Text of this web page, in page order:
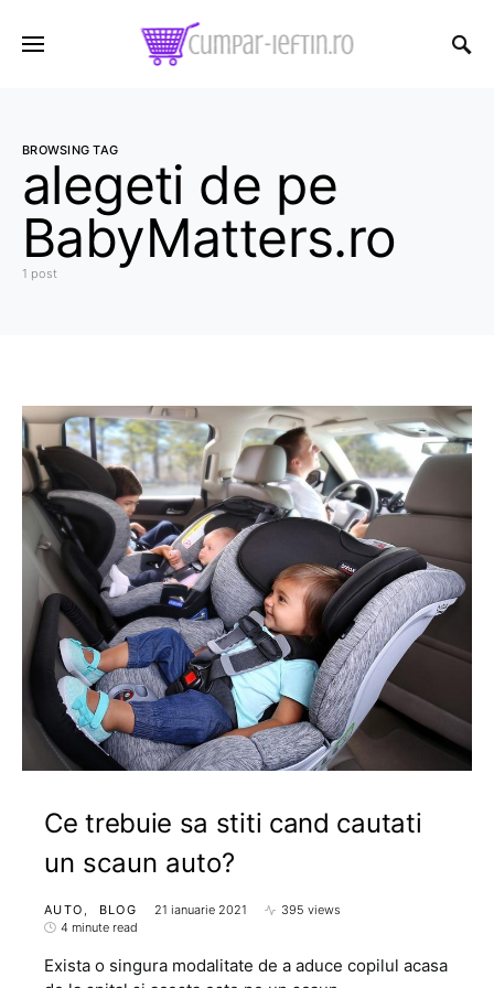
BROWSING TAG
alegeti de pe
BabyMatters.ro
1 post
Ce trebuie sa stiti cand cautati
un scaun auto?
AUTO BLOG 21 ianuarie 2021
395 views
4 minute read
Exista o singura modalitate de a aduce copilul acasa